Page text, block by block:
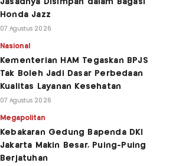
Honda Jazz
07 Agustus 2026
Nasional
Kementerian HAM Tegaskan BPJS
Tak Boleh Jadi Dasar Perbedaan
Kualitas Layanan Kesehatan
07 Agustus 2026
Megapolitan
Kebakaran Gedung Bapenda DKI
Jakarta Makin Besar, Puing-Puing
Berjatuhan